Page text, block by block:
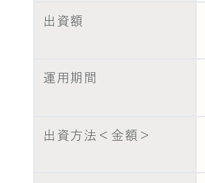
出資額
運用期間
出資方法＜金額＞